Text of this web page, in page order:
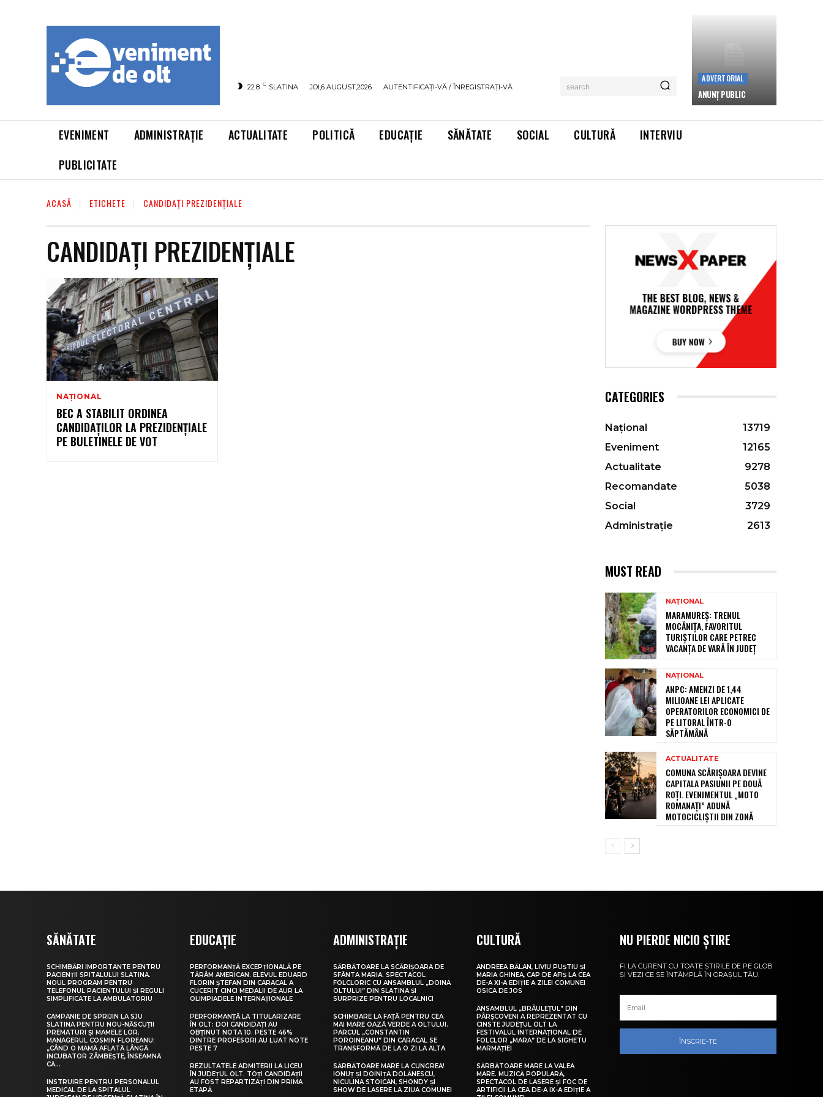
22.8 C SLATINA JOI,6 AUGUST,2026 AUTENTIFICAȚI-VĂ / ÎNREGISTRAȚI-VĂ search
ADVERTORIAL
ANUNȚ PUBLIC
EVENIMENT ADMINISTRAȚIE ACTUALITATE POLITICĂ EDUCAȚIE SĂNĂTATE SOCIAL CULTURĂ
INTERVIU
PUBLICITATE
ACASĂ ETICHETE CANDIDAȚI PREZIDENȚIALE
CANDIDAȚI PREZIDENȚIALE
NAȚIONAL
BEC A STABILIT ORDINEA
CANDIDAŢILOR LA PREZIDENŢIALE
PE BULETINELE DE VOT
CATEGORIES
Național
13719
Eveniment
12165
Actualitate
9278
Recomandate
5038
Social
3729
Administrație
2613
MUST READ
NAȚIONAL
MARAMUREȘ: TRENUL
MOCĂNIȚA, FAVORITUL
TURIȘTILOR CARE PETREC
VACANȚA DE VARĂ ÎN JUDEȚ
NAȚIONAL
ANPC: AMENZI DE 1,44
MILIOANE LEI APLICATE
OPERATORILOR ECONOMICI DE
PE LITORAL ÎNTR-O
SĂPTĂMÂNĂ
ACTUALITATE
COMUNA SCĂRIȘOARA DEVINE
CAPITALA PASIUNII PE DOUĂ
ROȚI. EVENIMENTUL „MOTO
ROMANAȚI” ADUNĂ
MOTOCICLIȘTII DIN ZONĂ
SĂNĂTATE
SCHIMBĂRI IMPORTANTE PENTRU
PACIENȚII SPITALULUI SLATINA.
NOUL PROGRAM PENTRU
TELEFONUL PACIENTULUI ȘI REGULI
SIMPLIFICATE LA AMBULATORIU
CAMPANIE DE SPRIJIN LA SJU
SLATINA PENTRU NOU-NĂSCUȚII
PREMATURI ȘI MAMELE LOR.
MANAGERUL COSMIN FLOREANU:
„CÂND O MAMĂ AFLATĂ LÂNGĂ
INCUBATOR ZÂMBEȘTE, ÎNSEAMNĂ
CĂ...
INSTRUIRE PENTRU PERSONALUL
MEDICAL DE LA SPITALUL
EDUCAȚIE
PERFORMANȚĂ EXCEPȚIONALĂ PE
TĂRÂM AMERICAN. ELEVUL EDUARD
FLORIN ȘTEFAN DIN CARACAL A
CUCERIT CINCI MEDALII DE AUR LA
OLIMPIADELE INTERNAȚIONALE
PERFORMANȚĂ LA TITULARIZARE
ÎN OLT: DOI CANDIDAȚI AU
OBȚINUT NOTA 10. PESTE 46%
DINTRE PROFESORI AU LUAT NOTE
PESTE 7
REZULTATELE ADMITERII LA LICEU
ÎN JUDEȚUL OLT. TOȚI CANDIDAȚII
AU FOST REPARTIZAȚI DIN PRIMA
ETAPĂ
ADMINISTRAȚIE
SĂRBĂTOARE LA SCĂRIȘOARA DE
SFÂNTA MARIA. SPECTACOL
FOLCLORIC CU ANSAMBLUL „DOINA
OLTULUI” DIN SLATINA ȘI
SURPRIZE PENTRU LOCALNICI
SCHIMBARE LA FAȚĂ PENTRU CEA
MAI MARE OAZĂ VERDE A OLTULUI.
PARCUL „CONSTANTIN
POROINEANU” DIN CARACAL SE
TRANSFORMĂ DE LA O ZI LA ALTA
SĂRBĂTOARE MARE LA CUNGREA!
IONUȚ ȘI DOINIȚA DOLĂNESCU,
NICULINA STOICAN, SHONDY ȘI
SHOW DE LASERE LA ZIUA COMUNEI
CULTURĂ
ANDREEA BĂLAN, LIVIU PUȘTIU ȘI
MARIA GHINEA, CAP DE AFIȘ LA CEA
DE-A XI-A EDIȚIE A ZILEI COMUNEI
OSICA DE JOS
ANSAMBLUL „BRÂULEȚUL” DIN
PÂRȘCOVENI A REPREZENTAT CU
CINSTE JUDEȚUL OLT LA
FESTIVALUL INTERNAȚIONAL DE
FOLCLOR „MARA” DE LA SIGHETU
MARMAȚIEI
SĂRBĂTOARE MARE LA VALEA
MARE. MUZICĂ POPULARĂ,
SPECTACOL DE LASERE ȘI FOC DE
ARTIFICII LA CEA DE-A IX-A EDIȚIE A
NU PIERDE NICIO ȘTIRE
FI LA CURENT CU TOATE ȘTIRILE DE PE GLOB
ȘI VEZI CE SE ÎNTÂMPLĂ ÎN ORAȘUL TĂU.
ÎNSCRIE-TE